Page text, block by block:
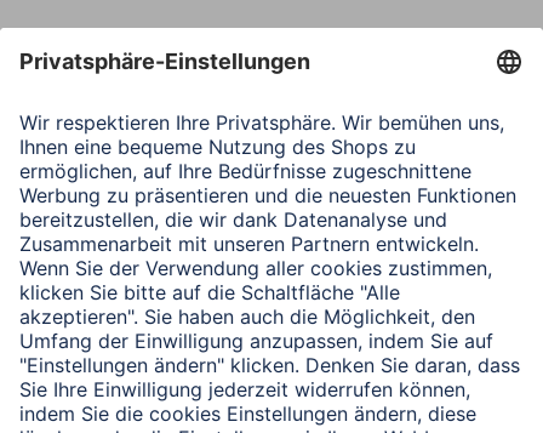
Verbleibende Zeichen: 1000/ 1000
Senden
Mit Absenden des Formulars bestätigen Sie, dass Sie unsere